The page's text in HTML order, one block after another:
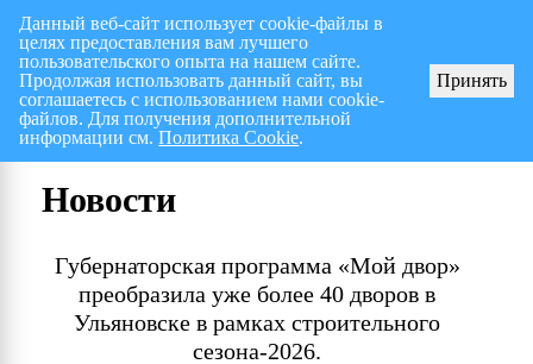
Перспективный план работ на I полугодие 2026 г.
Новости
Губернаторская программа «Мой двор»
преобразила уже более 40 дворов в
Ульяновске в рамках строительного
сезона-2026.
Данный веб-сайт использует cookie-файлы в
целях предоставления вам лучшего
пользовательского опыта на нашем сайте.
Продолжая использовать данный сайт, вы
соглашаетесь с использованием нами cookie-
файлов. Для получения дополнительной
информации см.Политика Cookie.
Принять